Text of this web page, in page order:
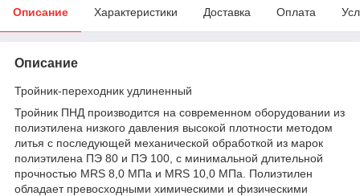
Описание Характеристики Доставка Оплата
Описание
Тройник-переходник удлиненный
Тройник ПНД производится на современном оборудовании из
полиэтилена низкого давления высокой плотности методом
литья с последующей механической обработкой из марок
полиэтилена ПЭ 80 и ПЭ 100, с минимальной длительной
прочностью MRS 8,0 МПа и MRS 10,0 МПа. Полиэтилен
обладает превосходными химическими и физическими